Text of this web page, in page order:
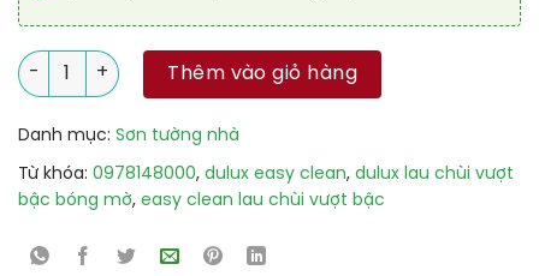
Sơn Dulux Easy Clean Lau Chùi Vượt Bậc Bóng Mờ Cao Cấp
Thêm vào giỏ hàng
Danh mục: Sơn tường nhà
Từ khóa: 0978148000, dulux easy clean, dulux lau chùi vượt
bậc bóng mờ, easy clean lau chùi vượt bậc